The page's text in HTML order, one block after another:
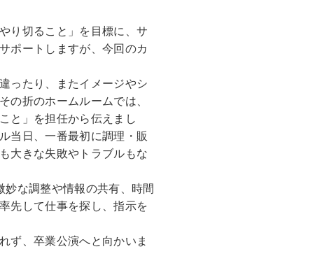
り切ること」を目標に、サ
ポートしますが、今回のカ
ったり、またイメージやシ
の折のホームルームでは、
と」を担任から伝えまし
当日、一番最初に調理・販
大きな失敗やトラブルもな
な調整や情報の共有、時間
先して仕事を探し、指示を
ず、卒業公演へと向かいま